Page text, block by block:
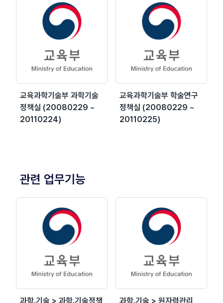
교육과학기술부 과학기술
정책실 (20080229 ~
20110224)
교육과학기술부 학술연구
정책실 (20080229 ~
20110225)
관련 업무기능
과학.기술 > 과학.기술정책 과학.기술 > 원자력관리